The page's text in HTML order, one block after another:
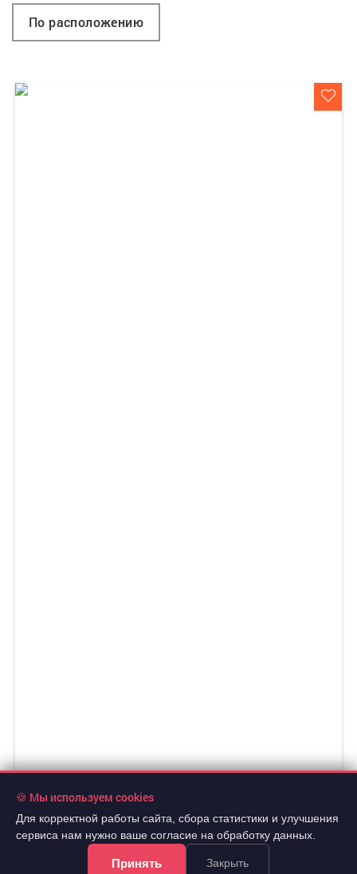
По расположению
🍪 Мы используем cookies
Для корректной работы сайта, сбора статистики и улучшения
сервиса нам нужно ваше согласие на обработку данных.
Принять Закрыть